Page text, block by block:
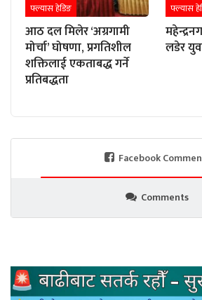
फ्ल्यास हेडिङ
आठ दल मिलेर ‘अग्रगामी
मोर्चा’ घोषणा, प्रगतिशील
शक्तिलाई एकताबद्ध गर्ने
प्रतिबद्धता
फ्ल्यास
लडेर
Facebook
Comments